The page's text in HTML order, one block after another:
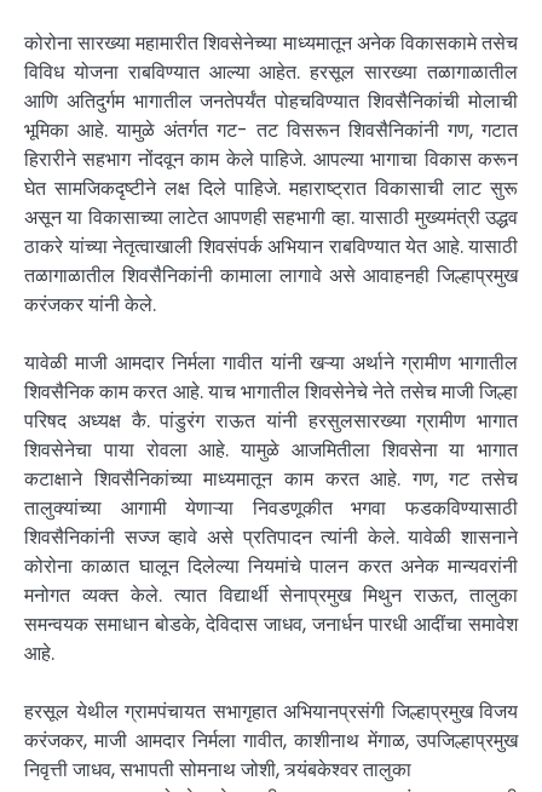
कोरोना सारख्या महामारीत शिवसेनेच्या माध्यमातून अनेक विकासकामे तसेच
विविध योजना राबविण्यात आल्या आहेत. हरसूल सारख्या तळागाळातील
आणि अतिदुर्गम भागातील जनतेपर्यंत पोहचविण्यात शिवसैनिकांची मोलाची
भूमिका आहे. यामुळे अंतर्गत गट- तट विसरून शिवसैनिकांनी गण, गटात
हिरारीने सहभाग नोंदवून काम केले पाहिजे. आपल्या भागाचा विकास करून
घेत सामजिकदृष्टीने लक्ष दिले पाहिजे. महाराष्ट्रात विकासाची लाट सुरू
असून या विकासाच्या लाटेत आपणही सहभागी व्हा. यासाठी मुख्यमंत्री उद्धव
ठाकरे यांच्या नेतृत्वाखाली शिवसंपर्क अभियान राबविण्यात येत आहे. यासाठी
तळागाळातील शिवसैनिकांनी कामाला लागावे असे आवाहनही जिल्हाप्रमुख
करंजकर यांनी केले.
यावेळी माजी आमदार निर्मला गावीत यांनी खऱ्या अर्थाने ग्रामीण भागातील
शिवसैनिक काम करत आहे. याच भागातील शिवसेनेचे नेते तसेच माजी जिल्हा
परिषद अध्यक्ष कै. पांडुरंग राऊत यांनी हरसुलसारख्या ग्रामीण भागात
शिवसेनेचा पाया रोवला आहे. यामुळे आजमितीला शिवसेना या भागात
कटाक्षाने शिवसैनिकांच्या माध्यमातून काम करत आहे. गण, गट तसेच
तालुक्यांच्या आगामी येणाऱ्या निवडणूकीत भगवा फडकविण्यासाठी
शिवसैनिकांनी सज्ज व्हावे असे प्रतिपादन त्यांनी केले. यावेळी शासनाने
कोरोना काळात घालून दिलेल्या नियमांचे पालन करत अनेक मान्यवरांनी
मनोगत व्यक्त केले. त्यात विद्यार्थी सेनाप्रमुख मिथुन राऊत, तालुका
समन्वयक समाधान बोडके, देविदास जाधव, जनार्धन पारधी आदींचा समावेश
आहे.
हरसूल येथील ग्रामपंचायत सभागृहात अभियानप्रसंगी जिल्हाप्रमुख विजय
करंजकर, माजी आमदार निर्मला गावीत, काशीनाथ मेंगाळ, उपजिल्हाप्रमुख
निवृत्ती जाधव, सभापती सोमनाथ जोशी, त्र्यंबकेश्वर तालुका